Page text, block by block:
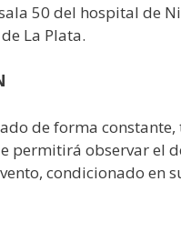
50 del hospital de
La Plata.
de forma
permitirá observar el
condicionado en